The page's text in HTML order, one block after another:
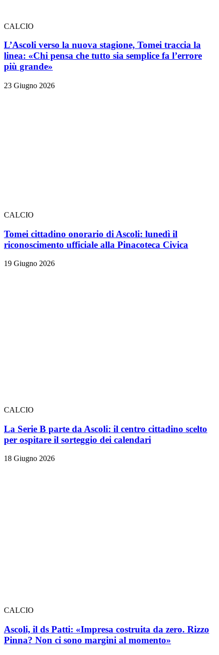
CALCIO
L’Ascoli verso la nuova stagione, Tomei traccia la
linea: «Chi pensa che tutto sia semplice fa l’errore
più grande»
23 Giugno 2026
CALCIO
Tomei cittadino onorario di Ascoli: lunedì il
riconoscimento ufficiale alla Pinacoteca Civica
19 Giugno 2026
CALCIO
La Serie B parte da Ascoli: il centro cittadino scelto
per ospitare il sorteggio dei calendari
18 Giugno 2026
CALCIO
Ascoli, il ds Patti: «Impresa costruita da zero. Rizzo
Pinna? Non ci sono margini al momento»